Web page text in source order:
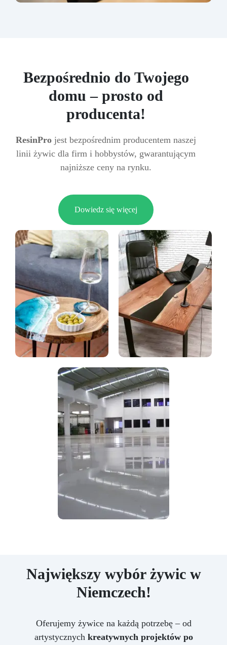
Bezpośrednio do Twojego
domu – prosto od
producenta!
ResinPro jest bezpośrednim producentem naszej
linii żywic dla firm i hobbystów, gwarantującym
najniższe ceny na rynku.
Dowiedz się więcej
Największy wybór żywic w
Niemczech!
Oferujemy żywice na każdą potrzebę – od
artystycznych kreatywnych projektów po